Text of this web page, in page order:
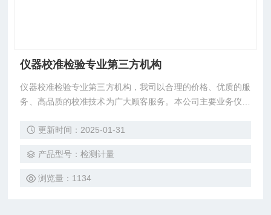
仪器校准检验专业第三方机构
仪器校准检验专业第三方机构，我司以合理的价格、优质的服
务、高品质的校准技术为广大顾客服务。本公司主要业务仪器
校，仪器计量校正，仪器计量外校，仪器检测外校，仪器校正
认可正规第三方检测公司，所出证书/报告均符合ISO、UL、3
C、CQC、CE及客户验厂审核要求！
更新时间：2025-01-31
产品型号：检测计量
浏览量：1134